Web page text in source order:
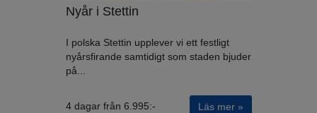
Nyår i Stettin
I polska Stettin upplever vi ett festligt
nyårsfirande samtidigt som staden bjuder
på...
4 dagar från 6.995:- Läs mer »